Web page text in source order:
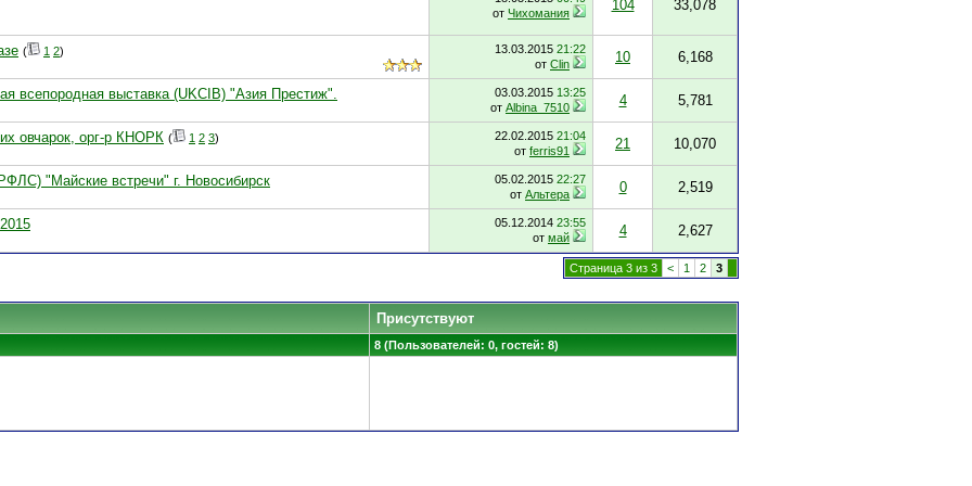
от Чихомания 104 33,078
( 1 2) 13.03.2015 21:22
от Clin 10 6,168
всепородная выставка (UKCIB) "Азия Престиж". 03.03.2015 13:25
от Albina_7510 4 5,781
овчарок, орг-р КНОРК ( 1 2 3) 22.02.2015 21:04
от ferris91 21 10,070
"Майские встречи" г. Новосибирск 05.02.2015 22:27
от Альтера 0 2,519
05.12.2014 23:55
от май 4 2,627
Страница 3 из 3 < 1 2 3
Присутствуют
8 (Пользователей: 0, гостей: 8)